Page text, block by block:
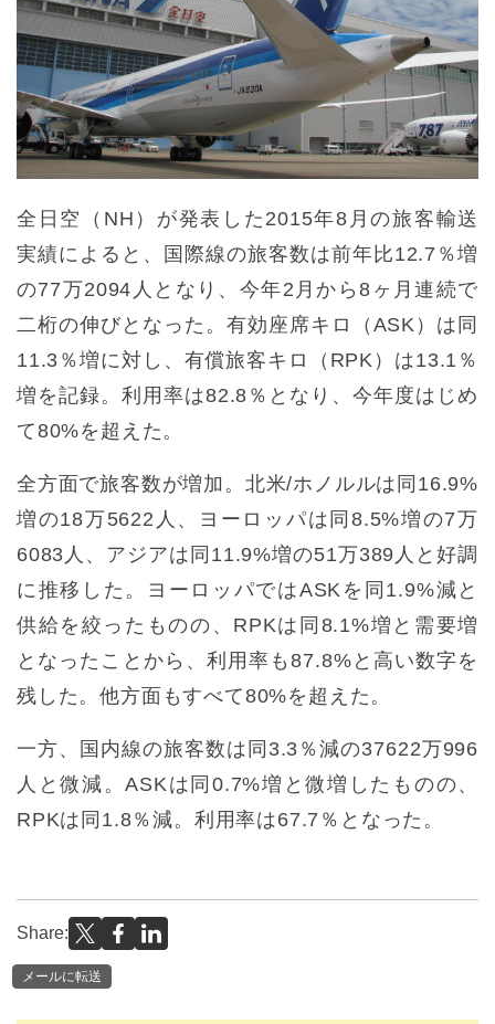
全日空（NH）が発表した2015年8月の旅客輸送
実績によると、国際線の旅客数は前年比12.7％増
の77万2094人となり、今年2月から8ヶ月連続で
二桁の伸びとなった。有効座席キロ（ASK）は同
11.3％増に対し、有償旅客キロ（RPK）は13.1％
増を記録。利用率は82.8％となり、今年度はじめ
て80%を超えた。
全方面で旅客数が増加。北米/ホノルルは同16.9%
増の18万5622人、ヨーロッパは同8.5%増の7万
6083人、アジアは同11.9%増の51万389人と好調
に推移した。ヨーロッパではASKを同1.9%減と
供給を絞ったものの、RPKは同8.1%増と需要増
となったことから、利用率も87.8%と高い数字を
残した。他方面もすべて80%を超えた。
一方、国内線の旅客数は同3.3％減の37622万996
人と微減。ASKは同0.7%増と微増したものの、
RPKは同1.8％減。利用率は67.7％となった。
Share:
メールに転送